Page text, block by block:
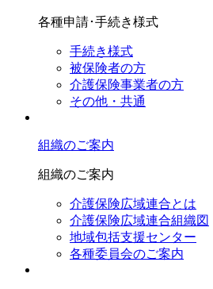
各種申請･手続き様式
手続き様式
被保険者の方
介護保険事業者の方
その他・共通
組織のご案内
組織のご案内
介護保険広域連合とは
介護保険広域連合組織図
地域包括支援センター
各種委員会のご案内